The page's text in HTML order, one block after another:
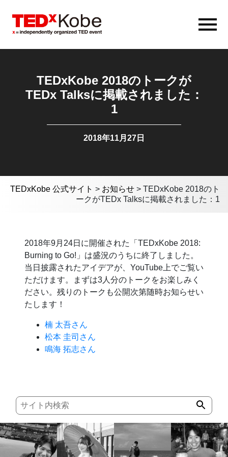
TEDxKobe 2018のトークが
TEDx Talksに掲載されました：
1
2018年11月27日
TEDxKobe 公式サイト > お知らせ > TEDxKobe 2018のト
ークがTEDx Talksに掲載されました：1
2018年9月24日に開催された「TEDxKobe 2018:
Burning to Go!」は盛況のうちに終了しました。
当日披露されたアイデアが、YouTube上でご覧い
ただけます。まずは3人分のトークをお楽しみく
ださい。残りのトークも公開次第随時お知らせい
たします！
楠 太吾さん
松本 圭司さん
鳴海 拓志さん